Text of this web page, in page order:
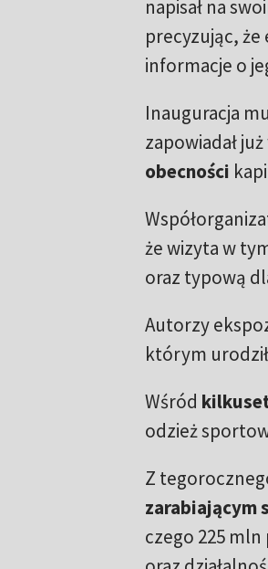
napisał na
precyzując,
informacje o
Inauguracja
zapowiadał
obecności
że wizyta w
oraz typową
Autorzy
którym
Wśród
odzież
Z
zarabiającym
czego 225